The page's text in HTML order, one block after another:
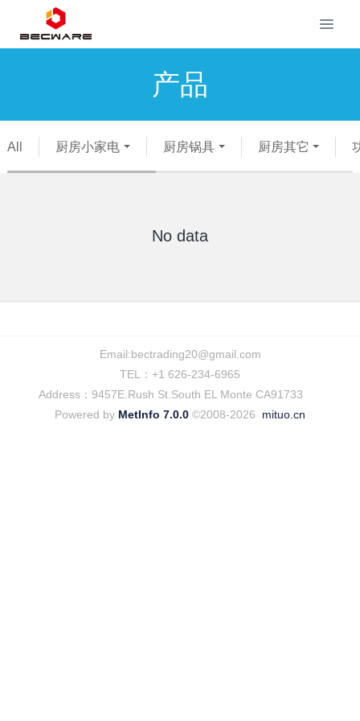
产品
All 厨房小家电 厨房锅具 厨房其它
No data
Email:bectrading20@gmail.com
TEL：+1 626-234-6965
Address：9457E.Rush St.South EL Monte CA91733
Powered by MetInfo 7.0.0 ©2008-2026 mituo.cn